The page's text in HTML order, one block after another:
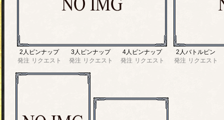
2人ピンナップ
発注 リクエスト
3人ピンナップ
発注 リクエスト
4人ピンナップ
発注 リクエスト
2人バトルピン
発注 リクエスト